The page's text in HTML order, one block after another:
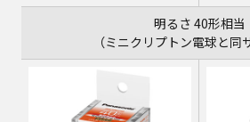
明るさ 40形相当
（ミニクリプトン電球と同